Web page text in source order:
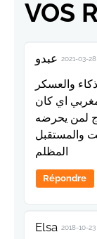
VOS
عبدو 2021-03-
والعسكر
اي كان
لمن يحرضه
والمستقبل
المظلم
Répondre
Elsa 2018-10-